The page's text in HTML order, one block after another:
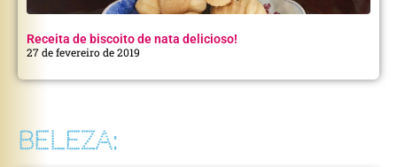
Receita de biscoito de nata delicioso!
27 de fevereiro de 2019
BELEZA: